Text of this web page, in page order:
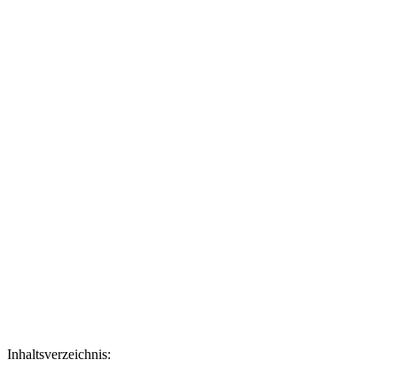
Inhaltsverzeichnis: